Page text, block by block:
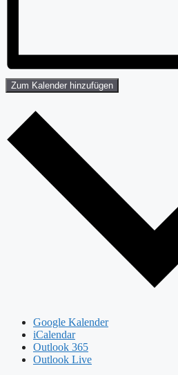
Zum Kalender hinzufügen
Google Kalender
iCalendar
Outlook 365
Outlook Live